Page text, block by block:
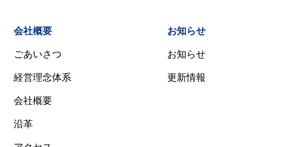
会社概要
ごあいさつ
経営理念体系
会社概要
沿革
お知らせ
お知らせ
更新情報